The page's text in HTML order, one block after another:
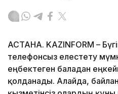
АСТАНА. KAZINFORM –
телефонсыз елестету
еңбектеген баладан
қолданады. Алайда,